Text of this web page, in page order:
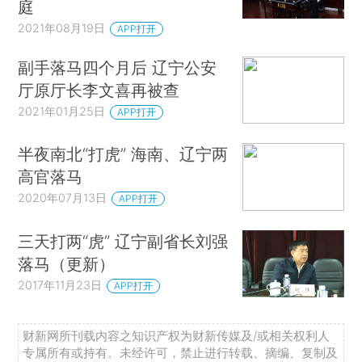
庭
2021年08月19日 APP打开
副手落马四个月后 辽宁公安
厅原厅长李文喜再被查
2021年01月25日 APP打开
半夜南北“打虎” 海南、辽宁两
高官落马
2020年07月13日 APP打开
三天打两“虎” 辽宁副省长刘强
落马（更新）
2017年11月23日 APP打开
财新网所刊载内容之知识产权为财新传媒及/或相关权利人
专属所有或持有。未经许可，禁止进行转载、摘编、复制及